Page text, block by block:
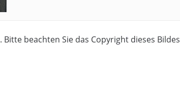
. Bitte beachten Sie das Copyright dieses Bildes